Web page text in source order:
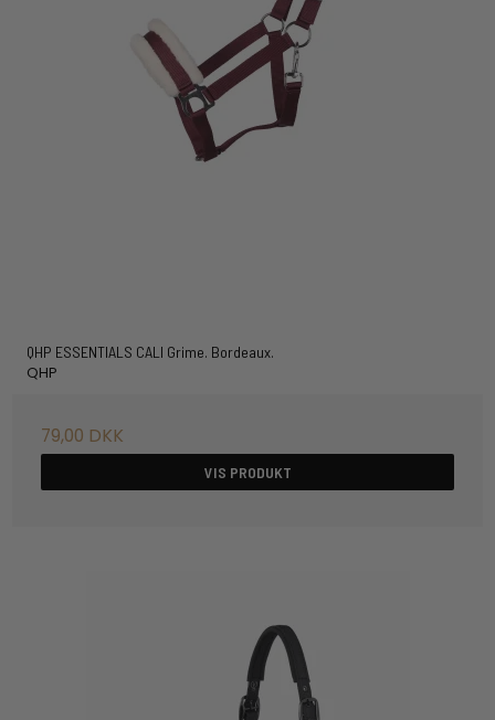
QHP ESSENTIALS CALI Grime. Bordeaux.
QHP
79,00 DKK
VIS PRODUKT